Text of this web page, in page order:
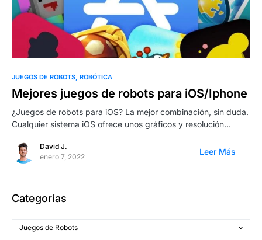
0
JUEGOS DE ROBOTS ROBÓTICA
Mejores juegos de robots para iOS/Iphone
¿Juegos de robots para iOS? La mejor combinación, sin duda.
Cualquier sistema iOS ofrece unos gráficos y resolución…
David J.
enero 7, 2022
Leer Más
Categorías